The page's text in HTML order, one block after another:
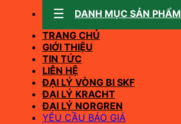
DANH MỤC SẢN PHẨM
TRANG CHỦ
GIỚI THIỆU
TIN TỨC
LIÊN HỆ
ĐẠI LÝ VÒNG BI SKF
ĐẠI LÝ KRACHT
ĐẠI LÝ NORGREN
YÊU CẦU BÁO GIÁ